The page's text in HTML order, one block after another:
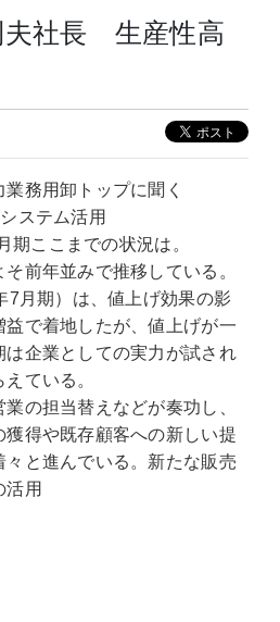
夫社長 生産性高
務用卸トップに聞く
ステム活用
期ここまでの状況は。
前年並みで推移している。
7月期）は、値上げ効果の影
益で着地したが、値上げが一
は企業としての実力が試され
ている。
の担当替えなどが奏功し、
獲得や既存顧客への新しい提
々と進んでいる。新たな販売
活用